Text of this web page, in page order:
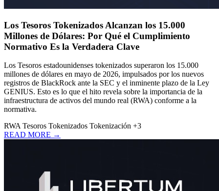
Los Tesoros Tokenizados Alcanzan los 15.000
Millones de Dólares: Por Qué el Cumplimiento
Normativo Es la Verdadera Clave
Los Tesoros estadounidenses tokenizados superaron los 15.000
millones de dólares en mayo de 2026, impulsados por los nuevos
registros de BlackRock ante la SEC y el inminente plazo de la Ley
GENIUS. Esto es lo que el hito revela sobre la importancia de la
infraestructura de activos del mundo real (RWA) conforme a la
normativa.
RWA Tesoros Tokenizados Tokenización +3
READ MORE →